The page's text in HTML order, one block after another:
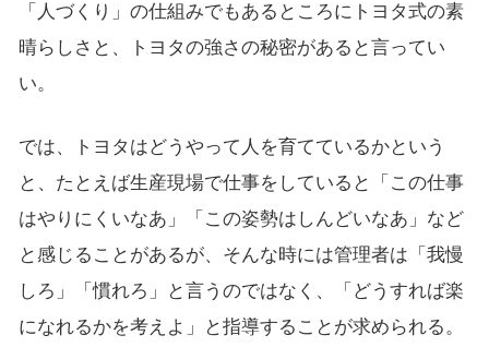
「人づくり」の仕組みでもあるところにトヨタ式の素
晴らしさと、トヨタの強さの秘密があると言ってい
い。
では、トヨタはどうやって人を育てているかという
と、たとえば生産現場で仕事をしていると「この仕事
はやりにくいなあ」「この姿勢はしんどいなあ」など
と感じることがあるが、そんな時には管理者は「我慢
しろ」「慣れろ」と言うのではなく、「どうすれば楽
になれるかを考えよ」と指導することが求められる。